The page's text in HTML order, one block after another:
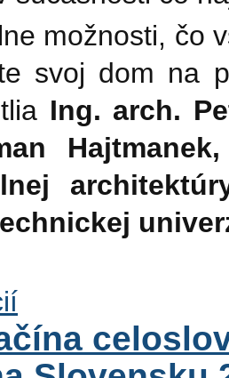
možnosti, čo
svoj dom na
Ing. arch.